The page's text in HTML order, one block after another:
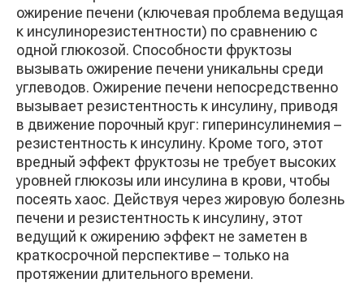
ожирение печени (ключевая проблема ведущая
к инсулинорезистентности) по сравнению с
одной глюкозой. Способности фруктозы
вызывать ожирение печени уникальны среди
углеводов. Ожирение печени непосредственно
вызывает резистентность к инсулину, приводя
в движение порочный круг: гиперинсулинемия –
резистентность к инсулину. Кроме того, этот
вредный эффект фруктозы не требует высоких
уровней глюкозы или инсулина в крови, чтобы
посеять хаос. Действуя через жировую болезнь
печени и резистентность к инсулину, этот
ведущий к ожирению эффект не заметен в
краткосрочной перспективе – только на
протяжении длительного времени.